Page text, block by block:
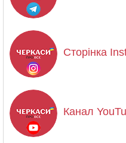
Сторінка
Канал